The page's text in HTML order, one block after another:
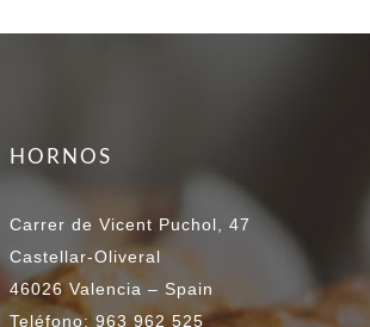
HORNOS
Carrer de Vicent Puchol, 47
Castellar-Oliveral
46026 Valencia – Spain
Teléfono: 963 962 525